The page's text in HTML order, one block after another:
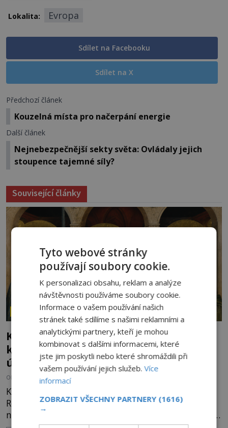
Lokalita: Evropa
Sdílet na Facebooku
Sdílet na X
Předchozí článek
Kouzelná místa pro načerpání energie
Další článek
Nejnebezpečnější sekty světa: Ovládaly jejich
stoupence tajemné síly?
Související články
ZÁHADY HISTORIE
Kam zmizely ostatky světců? Relikvie,
které putují Evropou a dodnes budí
úžas
OD HELENA STEJSKALOVÁ
Kosti, zuby, pramen vlasů nebo kousky oděvu.
Relikvie svatých jsou po staletí jedním z
nejcennějších pokladů křesťanského světa. Některé
Tyto webové stránky
používají soubory cookie.
K personalizaci obsahu, reklam a analýze
návštěvnosti používáme soubory cookie.
Informace o vašem používání našich
stránek také sdílíme s našimi reklamními a
analytickými partnery, kteří je mohou
kombinovat s dalšími informacemi, které
jste jim poskytli nebo které shromáždili při
vašem používání jejich služeb.Více
informací
ZOBRAZIT VŠECHNY PARTNERY (1616)
→